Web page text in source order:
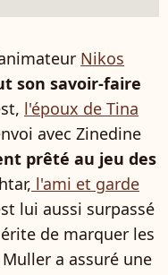
Nikos
son savoir-faire
l'époux de Tina
avec Zinedine
prêté au jeu des
l'ami et garde
lui aussi surpassé
de marquer les
a assuré une